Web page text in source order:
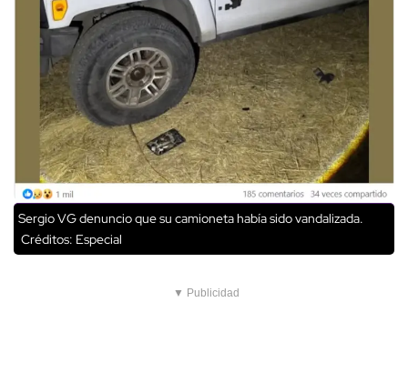
Sergio VG denuncio que su camioneta había sido vandalizada.
Créditos: Especial
▼ Publicidad